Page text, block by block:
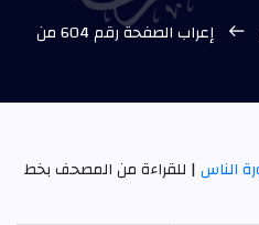
إعراب الصفحة رقم 604 من
الناس| للقراءة من المصحف بخط